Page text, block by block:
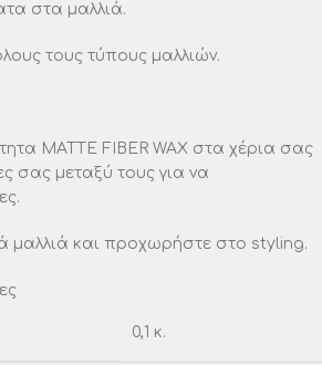
στα μαλλιά.
τους τύπους μαλλιών.
MATTE FIBER WAX στα χέρια σας
σας μεταξύ τους για να
μαλλιά και προχωρήστε στο styling.
0,1 κ.